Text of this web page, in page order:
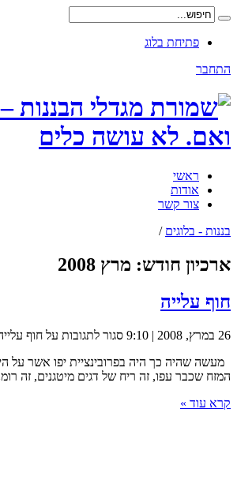
פתיחת בלוג
התחבר
ואם. לא עושה כלים
ראשי
אודות
צור קשר
בננות - בלוגים /
ארכיון חודש: מרץ 2008
חוף עלייה
26 במרץ, 2008 | 9:10 סגור לתגובות על חוף
מעשה שהיה כך היה בפרובינציית יפו אשר על
המזח שכבר עפו, זה ריח של דגים מיטגנים, זה
קרא עוד »